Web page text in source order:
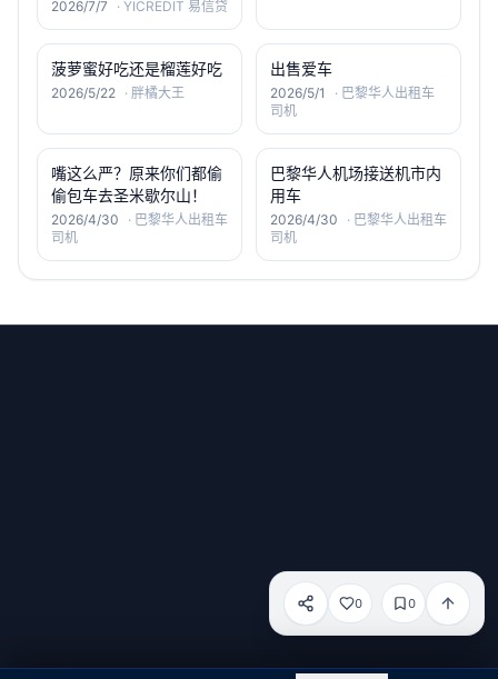
分享 0 0
2026/7/7 · YICREDIT 易信贷
菠萝蜜好吃还是榴莲好吃
2026/5/22 · 胖橘大王
出售爱车
2026/5/1 · 巴黎华人出租车
司机
嘴这么严？原来你们都偷
偷包车去圣米歇尔山！
2026/4/30 · 巴黎华人出租车
司机
巴黎华人机场接送机市内
用车
2026/4/30 · 巴黎华人出租车
司机
haotian.xue@dandelion-intl.com
+33 (0)767387396
服务条款